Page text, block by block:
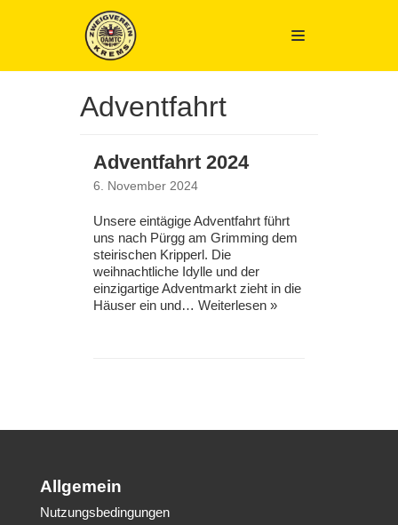
Adventfahrt
Adventfahrt 2024
6. November 2024
Unsere eintägige Adventfahrt führt
uns nach Pürgg am Grimming dem
steirischen Kripperl. Die
weihnachtliche Idylle und der
einzigartige Adventmarkt zieht in die
Häuser ein und… Weiterlesen »
Allgemein
Nutzungsbedingungen